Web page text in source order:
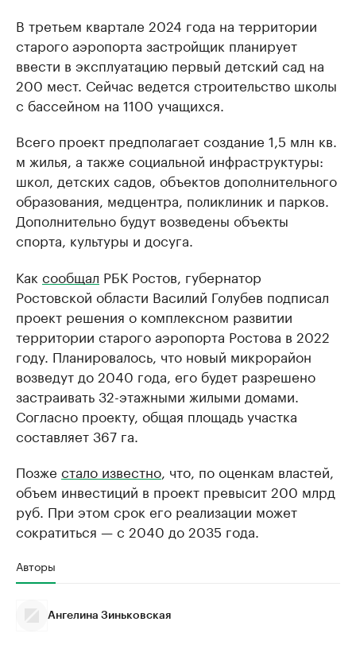
В третьем квартале 2024 года на территории
старого аэропорта застройщик планирует
ввести в эксплуатацию первый детский сад на
200 мест. Сейчас ведется строительство школы
с бассейном на 1100 учащихся.
Всего проект предполагает создание 1,5 млн кв.
м жилья, а также социальной инфраструктуры:
школ, детских садов, объектов дополнительного
образования, медцентра, поликлиник и парков.
Дополнительно будут возведены объекты
спорта, культуры и досуга.
Как сообщал РБК Ростов, губернатор
Ростовской области Василий Голубев подписал
проект решения о комплексном развитии
территории старого аэропорта Ростова в 2022
году. Планировалось, что новый микрорайон
возведут до 2040 года, его будет разрешено
застраивать 32-этажными жилыми домами.
Согласно проекту, общая площадь участка
составляет 367 га.
Позже стало известно , что, по оценкам властей,
объем инвестиций в проект превысит 200 млрд
руб. При этом срок его реализации может
сократиться — с 2040 до 2035 года.
Авторы
Ангелина Зиньковская